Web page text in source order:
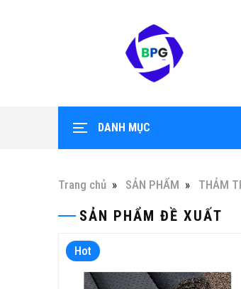
DANH MỤC
Trang chủ SẢN PHẨM THẢM
SẢN PHẨM ĐỀ XUẤT
Hot